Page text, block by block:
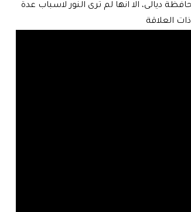
ديالى، الا انها لم ترى النور لاسباب عدة
العلاقة